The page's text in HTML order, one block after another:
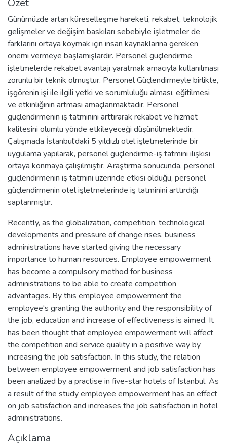
Günümüzde artan küreselleşme hareketi, rekabet, teknolojik
gelişmeler ve değişim baskıları sebebiyle işletmeler de
farklarını ortaya koymak için insan kaynaklarına gereken
önemi vermeye başlamışlardır. Personel güçlendirme
işletmelerde rekabet avantajı yaratmak amacıyla kullanılması
zorunlu bir teknik olmuştur. Personel Güçlendirmeyle birlikte,
işgörenin işi ile ilgili yetki ve sorumluluğu alması, eğitilmesi
ve etkinliğinin artması amaçlanmaktadır. Personel
güçlendirmenin iş tatminini arttırarak rekabet ve hizmet
kalitesini olumlu yönde etkileyeceği düşünülmektedir.
Çalışmada İstanbul'daki 5 yıldızlı otel işletmelerinde bir
uygulama yapılarak, personel güçlendirme-iş tatmini ilişkisi
ortaya konmaya çalışılmıştır. Araştırma sonucunda, personel
güçlendirmenin iş tatmini üzerinde etkisi olduğu, personel
güçlendirmenin otel işletmelerinde iş tatminini arttırdığı
saptanmıştır.
Recently, as the globalization, competition, technological
developments and pressure of change rises, business
administrations have started giving the necessary
importance to human resources. Employee empowerment
has become a compulsory method for business
administrations to be able to create competition
advantages. By this employee empowerment the
employee's granting the authority and the responsibility of
the job, education and increase of effectiveness is aimed. It
has been thought that employee empowerment will affect
the competition and service quality in a positive way by
increasing the job satisfaction. In this study, the relation
between employee empowerment and job satisfaction has
been analized by a practise in five-star hotels of Istanbul. As
a result of the study employee empowerment has an effect
on job satisfaction and increases the job satisfaction in hotel
administrations.
Açıklama